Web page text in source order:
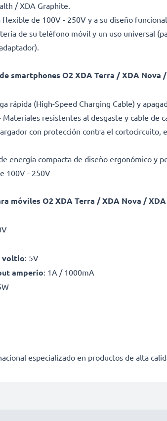
/ XDA Graphite.
flexible de 100V - 250V y a su diseño
de su teléfono móvil y un uso universal
smartphones O2 XDA Terra / XDA
rápida (High-Speed Charging Cable) y
resistentes al desgaste y cable de
con protección contra el
energía compacta de diseño ergonómico y
100V - 250V
móviles O2 XDA Terra / XDA Nova /
voltio: 5V
amperio: 1A / 1000mA
especializado en productos de alta